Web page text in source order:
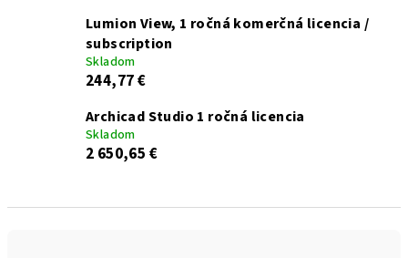
Lumion View, 1 ročná komerčná licencia /
subscription
Skladom
244,77 €
Archicad Studio 1 ročná licencia
Skladom
2 650,65 €